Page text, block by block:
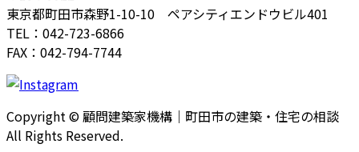
東京都町田市森野1-10-10 ペアシティエンドウビル401
TEL：042-723-6866
FAX：042-794-7744
Copyright © 顧問建築家機構｜町田市の建築・住宅の相談
All Rights Reserved.